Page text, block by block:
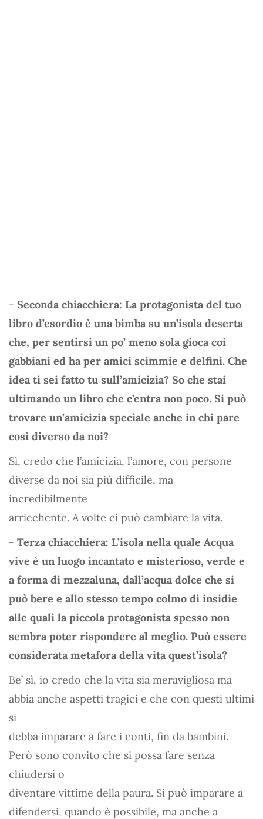
- Seconda chiacchiera: La protagonista del tuo
libro d’esordio è una bimba su un’isola deserta
che, per sentirsi un po’ meno sola gioca coi
gabbiani ed ha per amici scimmie e delfini. Che
idea ti sei fatto tu sull’amicizia? So che stai
ultimando un libro che c’entra non poco. Si può
trovare un’amicizia speciale anche in chi pare
così diverso da noi?
Sì, credo che l’amicizia, l’amore, con persone
diverse da noi sia più difficile, ma
incredibilmente
arricchente. A volte ci può cambiare la vita.
- Terza chiacchiera: L’isola nella quale Acqua
vive è un luogo incantato e misterioso, verde e
a forma di mezzaluna, dall’acqua dolce che si
può bere e allo stesso tempo colmo di insidie
alle quali la piccola protagonista spesso non
sembra poter rispondere al meglio. Può essere
considerata metafora della vita quest’isola?
Be’ sì, io credo che la vita sia meravigliosa ma
abbia anche aspetti tragici e che con questi ultimi
si
debba imparare a fare i conti, fin da bambini.
Però sono convito che si possa fare senza
chiudersi o
diventare vittime della paura. Si può imparare a
difendersi, quando è possibile, ma anche a